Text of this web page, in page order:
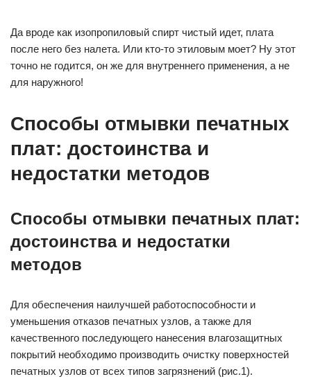
Да вроде как изопропиловый спирт чистый идет, плата
после него без налета. Или кто-то этиловым моет? Ну этот
точно не годится, он же для внутреннего применения, а не
для наружного!
Способы отмывки печатных
плат: достоинства и
недостатки методов
Способы отмывки печатных плат:
достоинства и недостатки
методов
Для обеспечения наилучшей работоспособности и
уменьшения отказов печатных узлов, а также для
качественного последующего нанесения влагозащитных
покрытий необходимо производить очистку поверхностей
печатных узлов от всех типов загрязнений (рис.1).